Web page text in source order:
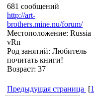
681 сообщений
http://art-
brothers.mine.nu/forum/
Местоположение: Russia
vRn
Род занятий: Любитель
почитать книги!
Возраст: 37
Предыдущая страница [1